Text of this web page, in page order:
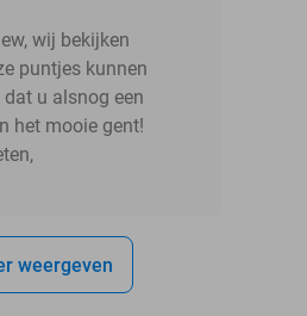
wij bekijken
puntjes kunnen
u alsnog een
het mooie gent!
weergeven